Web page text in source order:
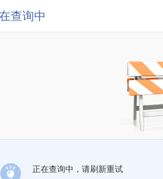
查询中
正在查询中，请刷新重试